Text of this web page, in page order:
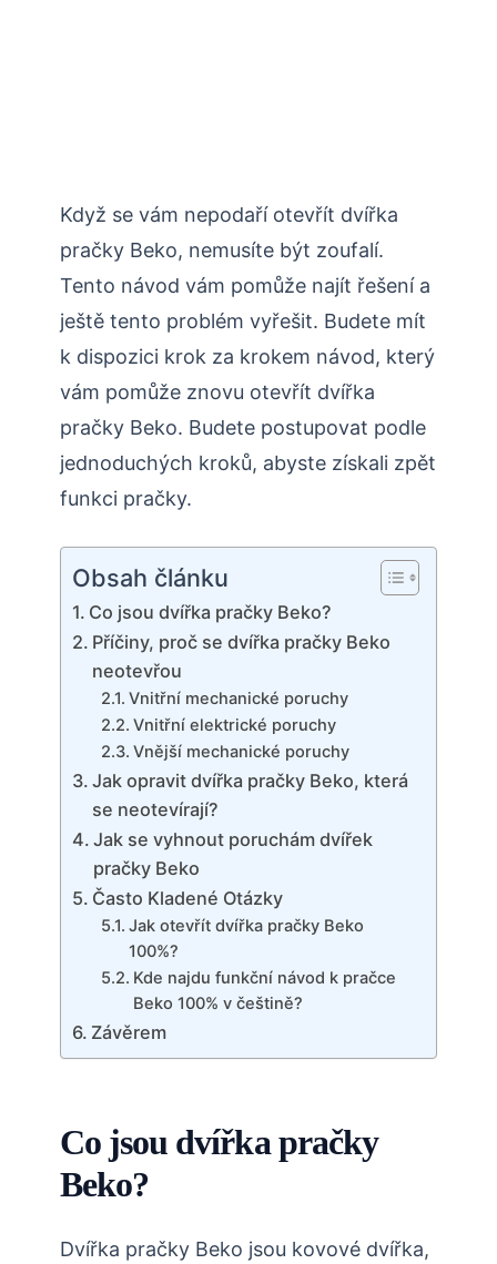
Když se vám nepodaří otevřít dvířka
pračky Beko, nemusíte být zoufalí.
Tento návod vám pomůže najít řešení a
ještě tento problém vyřešit. Budete mít
k dispozici krok za krokem návod, který
vám pomůže znovu otevřít dvířka
pračky Beko. Budete postupovat podle
jednoduchých kroků, abyste získali zpět
funkci pračky.
Obsah článku
Co jsou dvířka pračky Beko?
Příčiny, proč se dvířka pračky Beko
neotevřou
Vnitřní mechanické poruchy
Vnitřní elektrické poruchy
Vnější mechanické poruchy
Jak opravit dvířka pračky Beko, která
se neotevírají?
Jak se vyhnout poruchám dvířek
pračky Beko
Často Kladené Otázky
Jak otevřít dvířka pračky Beko
100%?
Kde najdu funkční návod k pračce
Beko 100% v češtině?
Závěrem
Co jsou dvířka pračky
Beko?
Dvířka pračky Beko jsou kovové dvířka,